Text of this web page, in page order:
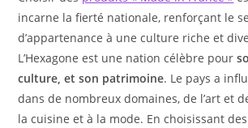
incarne la fierté nationale, renforçant le
d’appartenance à une culture riche et
L’Hexagone est une nation célèbre pour
culture, et son patrimoine. Le pays a
dans de nombreux domaines, de l’art et
la cuisine et à la mode. En choisissant